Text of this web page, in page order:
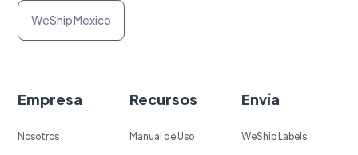
WeShip Mexico
Empresa
Nosotros
Recursos
Manual de Uso
Envía
WeShip Labels